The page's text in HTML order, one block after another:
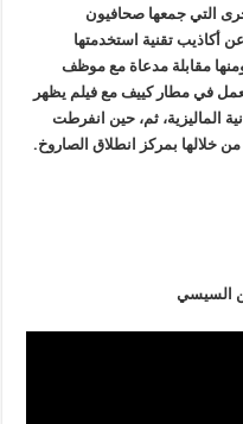
التي جمعها صحافيون
أكاذيب تقنية استخدمتها
مقابلة مدعاة مع موظف
في مطار كييف مع فيلم يظهر
الماليزية، ثم، حين انفرطت
خلالها بمركز انطلاق الصاروخ.
السيسي